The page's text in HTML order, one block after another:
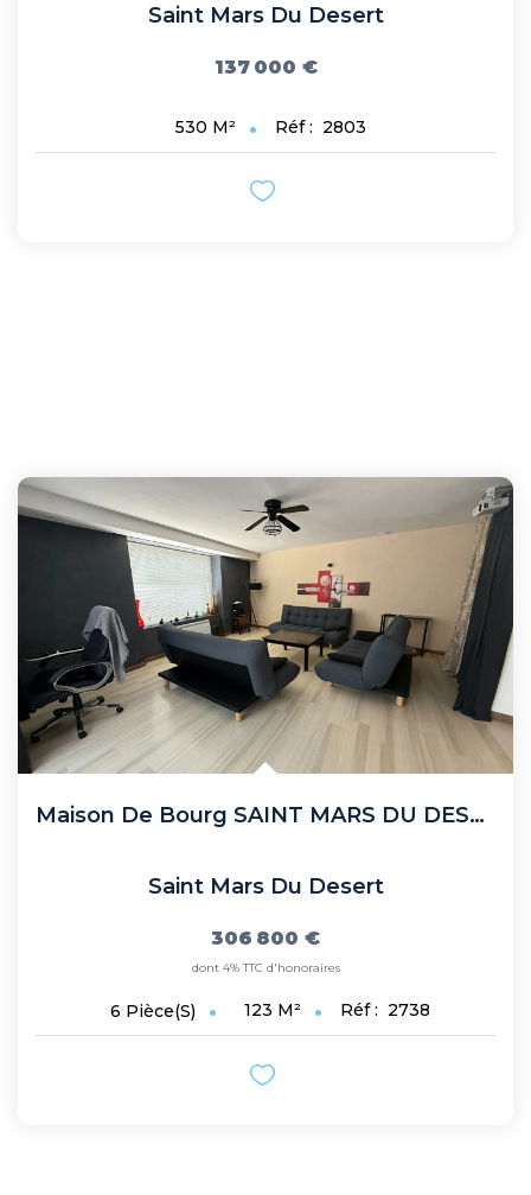
Saint Mars Du Desert
137 000 €
530 M² Réf : 2803
Maison De Bourg SAINT MARS DU DESERT
Saint Mars Du Desert
306 800 €
dont 4% TTC d'honoraires
6 Pièce(s) 123 M² Réf : 2738